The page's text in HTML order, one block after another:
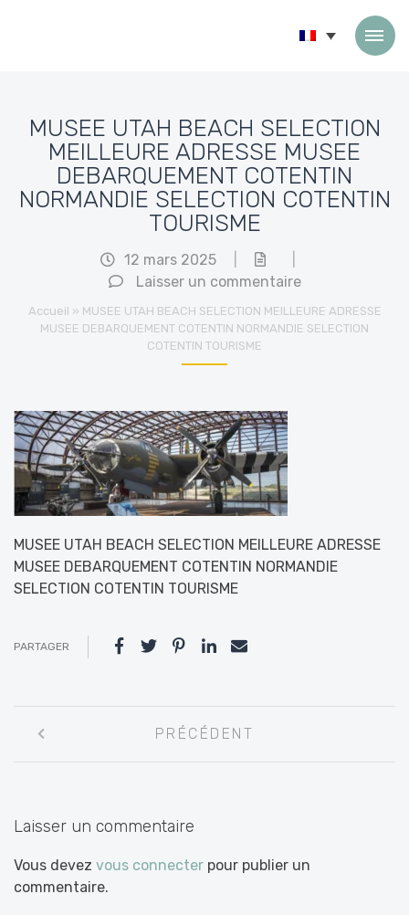
MUSEE UTAH BEACH SELECTION
MEILLEURE ADRESSE MUSEE
DEBARQUEMENT COTENTIN
NORMANDIE SELECTION COTENTIN
TOURISME
12 mars 2025
Laisser un commentaire
Accueil » MUSEE UTAH BEACH SELECTION MEILLEURE ADRESSE
MUSEE DEBARQUEMENT COTENTIN NORMANDIE SELECTION
COTENTIN TOURISME
MUSEE UTAH BEACH SELECTION MEILLEURE ADRESSE
MUSEE DEBARQUEMENT COTENTIN NORMANDIE
SELECTION COTENTIN TOURISME
PARTAGER
entre
PRÉCÉDENT
Laisser un commentaire
Vous devez vous connecter pour publier un
commentaire.